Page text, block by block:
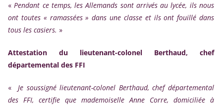
«Pendant ce temps, les Allemands sont arrivés au lycée, ils nous
ont toutes « ramassées » dans une classe et ils ont fouillé dans
tous les casiers. »
Attestation du lieutenant-colonel Berthaud, chef
départemental des FFI
«Je soussigné lieutenant-colonel Berthaud, chef départemental
des FFI, certifie que mademoiselle Anne Corre, domiciliée à